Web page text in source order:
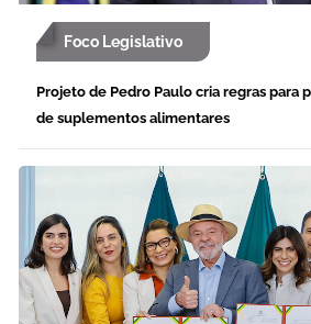
Foco Legislativo
Projeto de Pedro Paulo cria regras para
de suplementos alimentares